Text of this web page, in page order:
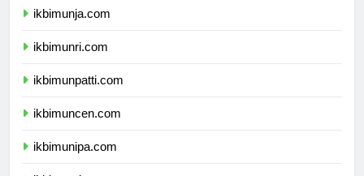
ikbimunja.com
ikbimunri.com
ikbimunpatti.com
ikbimuncen.com
ikbimunipa.com